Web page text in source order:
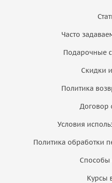
Часто
Подарочные
Скидки
Политика
Договор
Условия
Политика обработки
Способы
Курсы